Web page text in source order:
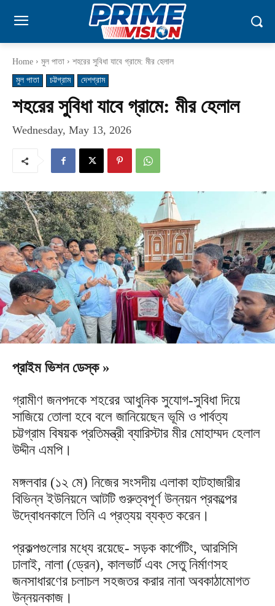
Home মুল পাতা
শহরের সুবিধা যাবে গ্রামে: মীর হেলাল
মুল পাতা
চট্টগ্রাম দেশগ্রাম
শহরের সুবিধা যাবে গ্রামে: মীর হেলাল
Wednesday, May 13, 2026
প্রাইম ভিশন ডেস্ক »
গ্রামীণ জনপদকে শহরের আধুনিক সুযোগ-সুবিধা দিয়ে
সাজিয়ে তোলা হবে বলে জানিয়েছেন ভূমি ও পার্বত্য
চট্টগ্রাম বিষয়ক প্রতিমন্ত্রী ব্যারিস্টার মীর মোহাম্মদ হেলাল
উদ্দীন এমপি।
মঙ্গলবার (১২ মে) নিজের সংসদীয় এলাকা হাটহাজারীর
বিভিন্ন ইউনিয়নে আটটি গুরুত্বপূর্ণ উন্নয়ন প্রকল্পের
উদ্বোধনকালে তিনি এ প্রত্যয় ব্যক্ত করেন।
প্রকল্পগুলোর মধ্যে রয়েছে- সড়ক কার্পেটিং, আরসিসি
ঢালাই, নালা (ড্রেন), কালভার্ট এবং সেতু নির্মাণসহ
জনসাধারণের চলাচল সহজতর করার নানা অবকাঠামোগত
উন্নয়নকাজ।